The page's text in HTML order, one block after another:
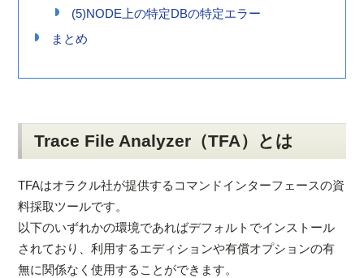
(5)NODE上の特定DBの特定エラー
まとめ
Trace File Analyzer（TFA）とは
TFAはオラクル社が提供するコマンドインターフェースの資
料採取ツールです。
以下のいずれかの環境であればデフォルトでインストール
されており、利用するエディションや有償オプションの有
無に関係なく使用することができます。